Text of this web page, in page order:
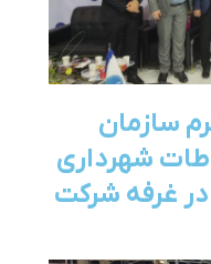
سازمان
شهرداری
غرفه شرکت